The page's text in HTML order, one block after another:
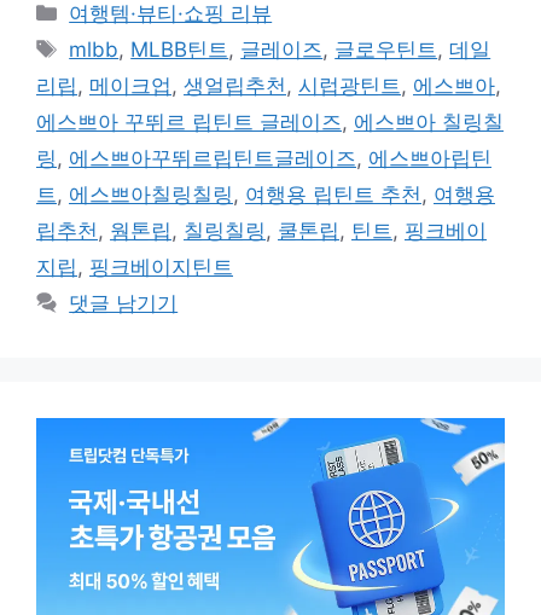
카
테
리
여행템·뷰티·쇼핑 리뷰
태
그
mlbb, MLBB틴트, 글레이즈, 글로우틴트,데일
리립, 메이크업, 생얼립추천, 시럽광틴트, 에스쁘아,
에스쁘아 꾸뛰르 립틴트 글레이즈, 에스쁘아 칠링칠
링, 에스쁘아꾸뛰르립틴트글레이즈, 에스쁘아립틴
트, 에스쁘아칠링칠링, 여행용 립틴트 추천, 여행용
립추천, 웜톤립, 칠링칠링, 쿨톤립, 틴트, 핑크베이
지립, 핑크베이지틴트
댓글 남기기